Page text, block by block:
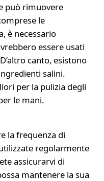
può rimuovere
le
è necessario
essere usati
canto, esistono
salini.
per la pulizia degli
le mani.
la frequenza di
regolarmente
assicurarvi di
mantenere la sua